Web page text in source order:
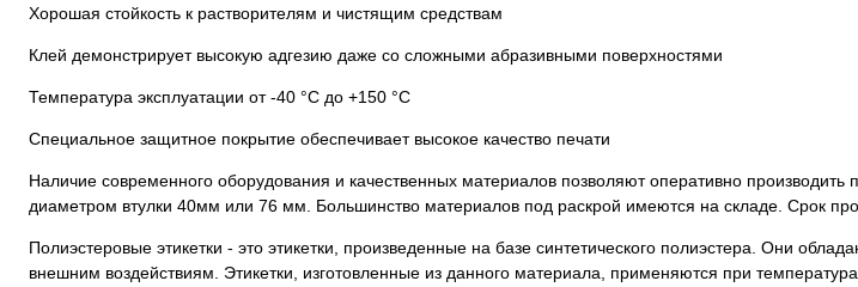
Хорошая стойкость к растворителям и чистящим средствам
Клей демонстрирует высокую адгезию даже со сложными абразивными поверхностями
Температура эксплуатации от -40 °C до +150 °C
Специальное защитное покрытие обеспечивает высокое качество печати
Наличие современного оборудования и качественных материалов позволяют оперативно производить
диаметром втулки 40мм или 76 мм. Большинство материалов под раскрой имеются на складе. Срок
Полиэстеровые этикетки - это этикетки, произведенные на базе синтетического полиэстера. Они
внешним воздействиям. Этикетки, изготовленные из данного материала, применяются при